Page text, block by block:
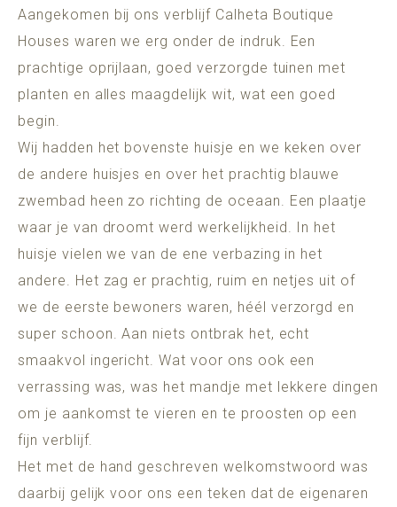
Aangekomen bij ons verblijf Calheta Boutique
Houses waren we erg onder de indruk. Een
prachtige oprijlaan, goed verzorgde tuinen met
planten en alles maagdelijk wit, wat een goed
begin.
Wij hadden het bovenste huisje en we keken over
de andere huisjes en over het prachtig blauwe
zwembad heen zo richting de oceaan. Een plaatje
waar je van droomt werd werkelijkheid. In het
huisje vielen we van de ene verbazing in het
andere. Het zag er prachtig, ruim en netjes uit of
we de eerste bewoners waren, héél verzorgd en
super schoon. Aan niets ontbrak het, echt
smaakvol ingericht. Wat voor ons ook een
verrassing was, was het mandje met lekkere dingen
om je aankomst te vieren en te proosten op een
fijn verblijf.
Het met de hand geschreven welkomstwoord was
daarbij gelijk voor ons een teken dat de eigenaren